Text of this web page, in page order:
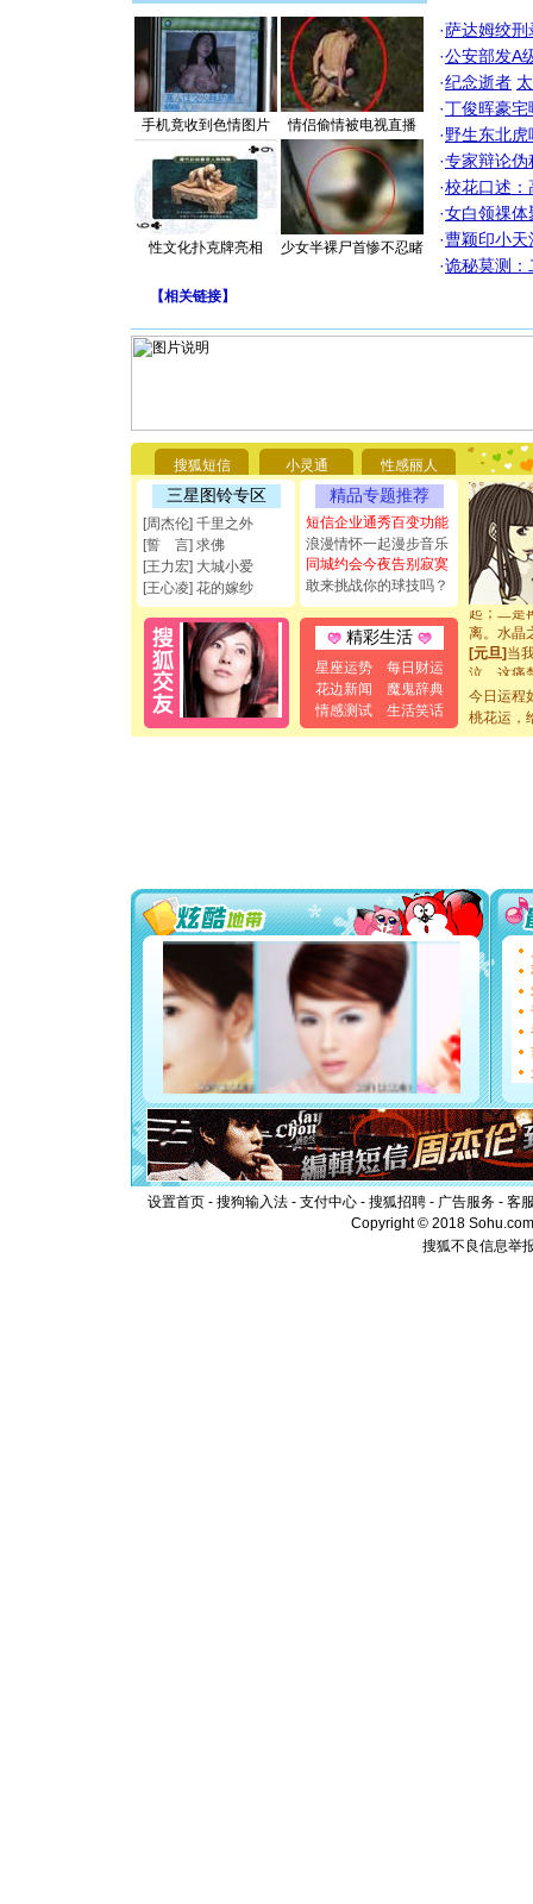
手机竟收到色情图片 情侣偷情被电视直播
性文化扑克牌亮相 少女半裸尸首惨不忍睹
·萨达姆绞刑
·公安部发A
·纪念逝者
·丁俊晖豪
·野生东北
·专家辩论伪
·校花口述：
·女白领祼体
·曹颖印小天
·诡秘莫测：
【相关链接】
搜狐短信 小灵通 性感丽人
三星图铃专区
[周杰伦] 千里之外
[誓 言] 求佛
[王力宏] 大城小爱
[王心凌] 花的嫁纱
精品专题推荐
短信企业通秀百变功能
浪漫情怀一起漫步音乐
同城约会今夜告别寂寞
敢来挑战你的球技吗？
精彩生活
星座运势
每日财运
花边新闻
魔鬼辞典
情感测试
生活笑话
能正大光
都要快乐
[圣诞节]
如意,快
[元旦]看
断电。
你是我专
[元旦]如
起；二是
离。水晶
[元旦]当
泣，这痛
[春节]风
颜！冬去
[圣诞节]
能正大光
都要快乐
[圣诞节]
如意,快
[元旦]
看
断电。
你是我
[元旦]
如
起；二
离。水
[元旦]当
泣，这痛
卖了。水
[春节]风
颜！冬去
道一声平
[春节]传
片叶子是
今日运程
桃花运，
设置首页 - 搜狗输入法 - 支付中心 - 搜狐招聘 - 广告服务 - 客
Copyright © 2018
搜狐不良信息举